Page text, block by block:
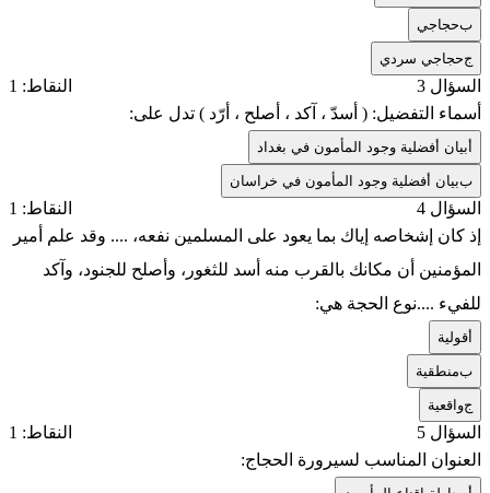
بحجاجي
جحجاجي سردي
السؤال 3
النقاط: 1
أسماء التفضيل: ( أسدّ ، آكد ، أصلح ، أرّد ) تدل على:
بيان أفضلية وجود المأمون في بغداد
ببيان أفضلية وجود المأمون في خراسان
السؤال 4
النقاط: 1
إذ كان إشخاصه إياك بما يعود على المسلمين نفعه، .... وقد علم أمير
المؤمنين أن مكانك بالقرب منه أسد للثغور، وأصلح للجنود، وآكد
للفيء ....نوع الحجة هي:
قولية
بمنطقية
جواقعية
السؤال 5
النقاط: 1
العنوان المناسب لسيرورة الحجاج: